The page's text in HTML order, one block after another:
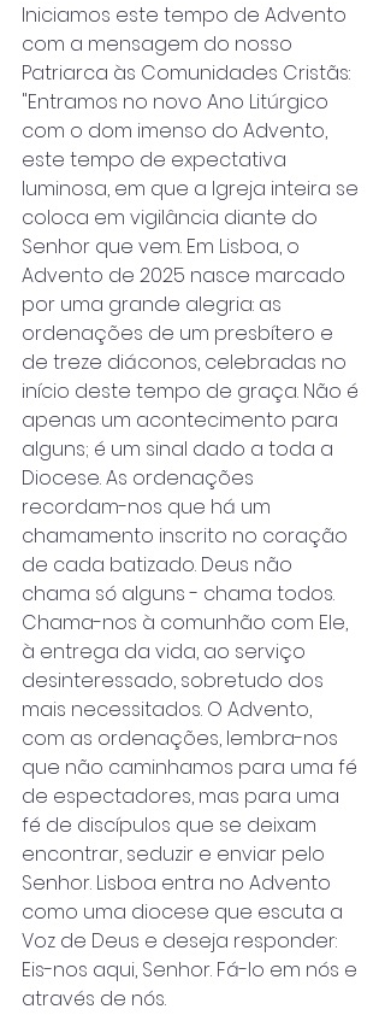
Iniciamos este tempo de Advento
com a mensagem do nosso
Patriarca às Comunidades Cristãs:
"Entramos no novo Ano Litúrgico
com o dom imenso do Advento,
este tempo de expectativa
luminosa, em que a Igreja inteira se
coloca em vigilância diante do
Senhor que vem. Em Lisboa, o
Advento de 2025 nasce marcado
por uma grande alegria: as
ordenações de um presbítero e
de treze diáconos, celebradas no
início deste tempo de graça. Não é
apenas um acontecimento para
alguns; é um sinal dado a toda a
Diocese. As ordenações
recordam-nos que há um
chamamento inscrito no coração
de cada batizado. Deus não
chama só alguns - chama todos.
Chama-nos à comunhão com Ele,
à entrega da vida, ao serviço
desinteressado, sobretudo dos
mais necessitados. O Advento,
com as ordenações, lembra-nos
que não caminhamos para uma fé
de espectadores, mas para uma
fé de discípulos que se deixam
encontrar, seduzir e enviar pelo
Senhor. Lisboa entra no Advento
como uma diocese que escuta a
Voz de Deus e deseja responder:
Eis-nos aqui, Senhor. Fá-lo em nós e
através de nós.